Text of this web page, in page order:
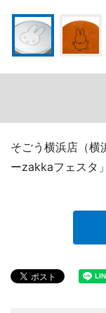
そごう横浜店（横
ーzakkaフェスタ